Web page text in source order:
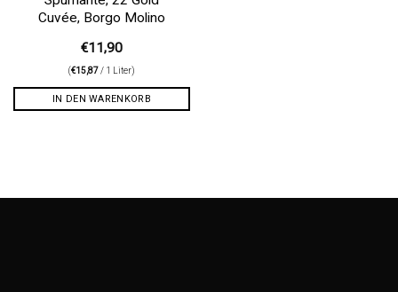
Cuvée, Borgo Molino
€11,90
(€15,87/ 1 Liter)
IN DEN WARENKORB